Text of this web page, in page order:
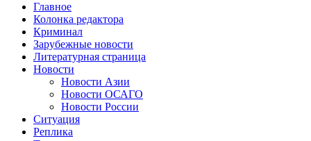
Главное
Колонка редактора
Криминал
Зарубежные новости
Литературная страница
Новости
Новости Азии
Новости ОСАГО
Новости России
Ситуация
Реплика